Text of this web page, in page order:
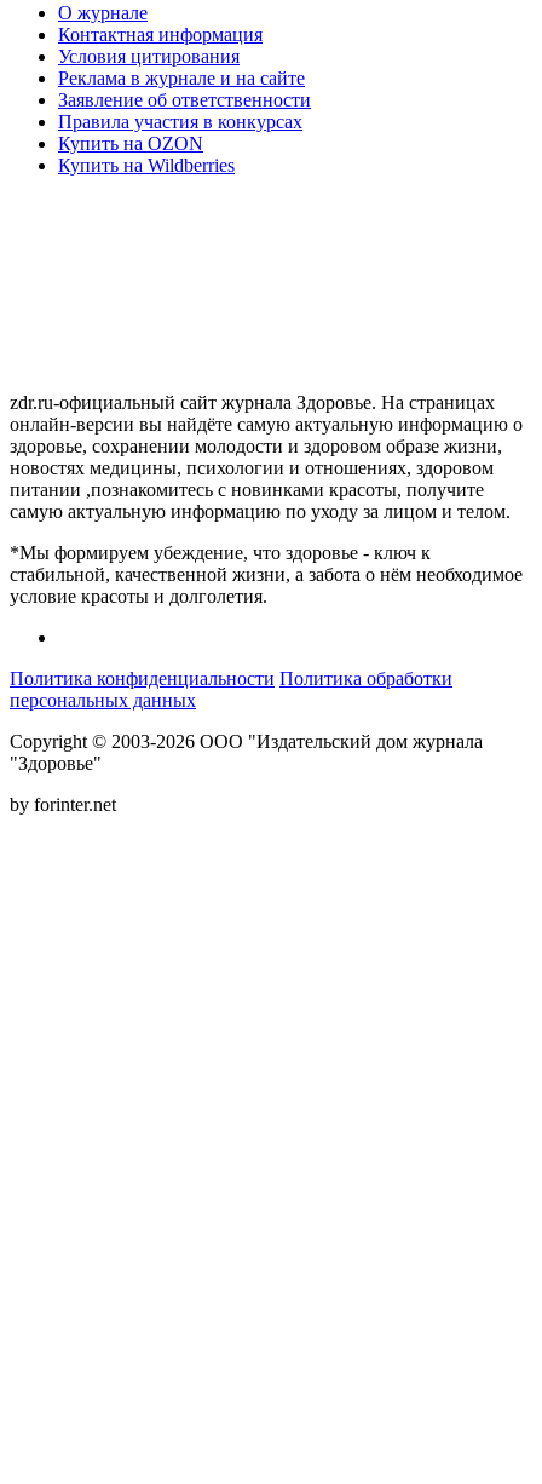
О журнале
Контактная информация
Условия цитирования
Реклама в журнале и на сайте
Заявление об ответственности
Правила участия в конкурсах
Купить на OZON
Купить на Wildberries
zdr.ru-официальный сайт журнала Здоровье. На страницах
онлайн-версии вы найдёте самую актуальную информацию о
здоровье, сохранении молодости и здоровом образе жизни,
новостях медицины, психологии и отношениях, здоровом
питании ,познакомитесь с новинками красоты, получите
самую актуальную информацию по уходу за лицом и телом.
*Мы формируем убеждение, что здоровье - ключ к
стабильной, качественной жизни, а забота о нём необходимое
условие красоты и долголетия.
Политика конфиденциальности Политика обработки
персональных данных
Copyright © 2003-2026 ООО "Издательский дом журнала
"Здоровье"
by forinter.net